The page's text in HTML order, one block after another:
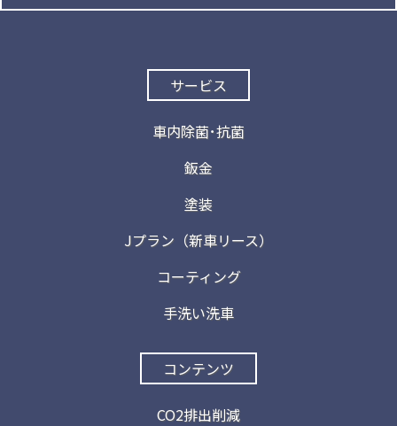
サービス
車内除菌･抗菌
鈑金
塗装
Jプラン（新車リース）
コーティング
手洗い洗車
コンテンツ
CO2排出削減